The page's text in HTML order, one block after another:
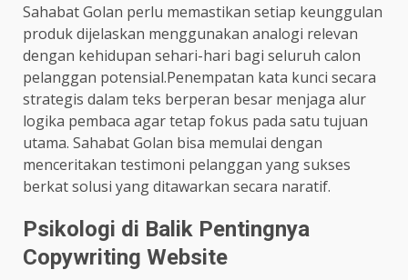
Sahabat Golan perlu memastikan setiap keunggulan
produk dijelaskan menggunakan analogi relevan
dengan kehidupan sehari-hari bagi seluruh calon
pelanggan potensial.Penempatan kata kunci secara
strategis dalam teks berperan besar menjaga alur
logika pembaca agar tetap fokus pada satu tujuan
utama. Sahabat Golan bisa memulai dengan
menceritakan testimoni pelanggan yang sukses
berkat solusi yang ditawarkan secara naratif.
Psikologi di Balik Pentingnya
Copywriting Website